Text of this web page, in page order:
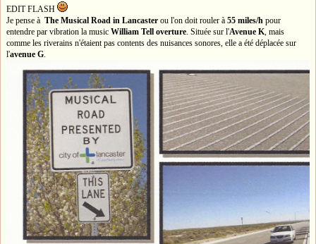
EDIT FLASH
Je pense à The Musical Road in Lancaster ou l'on doit rouler à 55 miles/h pour
entendre par vibration la music William Tell overture . Située sur l'Avenue K , mais
comme les riverains n'étaient pas contents des nuisances sonores, elle a été déplacée sur
l'avenue G